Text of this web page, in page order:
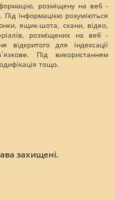
розміщену на веб -
інформацією розуміються
ящик-шота, скани, відео,
розміщених на веб -
відкритого для індексації
Під використанням
тощо.
захищені.